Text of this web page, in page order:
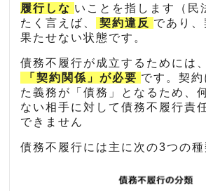
履行しな いことを指します（民
たく言えば、
契約違反 であり
果たせない状態です。
債務不履行が成立するためには
「契約関係」が必要 です。契
た義務が「債務」となるため、
ない相手に対して債務不履行責
できません
債務不履行には主に次の3つの種